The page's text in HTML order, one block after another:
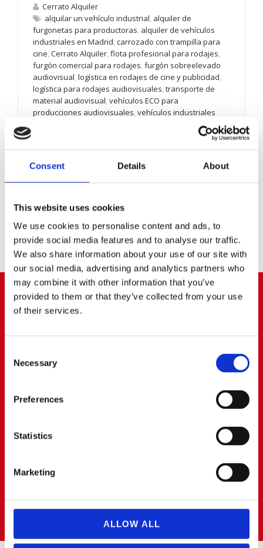
Consent Details About
This website uses cookies
We use cookies to personalise content and ads, to
provide social media features and to analyse our traffic.
We also share information about your use of our site with
our social media, advertising and analytics partners who
may combine it with other information that you’ve
provided to them or that they’ve collected from your use
of their services.
Selection
Necessary
Preferences
Statistics
Marketing
ALLOW ALL
Cerrato Alquiler
alquilar un vehículo industrial alquiler de
furgonetas para productoras alquiler de vehículos
industriales en Madrid carrozado con trampilla para
cine Cerrato Alquiler flota profesional para rodajes
furgón comercial para rodajes furgón sobreelevado
audiovisual logística en rodajes de cine y publicidad
logística para rodajes audiovisuales transporte de
material audiovisual vehículos ECO para
producciones audiovisuales vehículos industriales
Vehículos
logística decide si llegas a tiempo. Cuando fallan los
ARROYOMOLINOS
28939 ARROYOMOLINOS (Madrid)
boadilla@cerratoalquiler.es